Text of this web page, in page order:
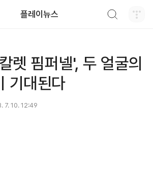
플레이뉴스
렛 핌퍼넬', 두 얼굴의
기대된다
7. 10. 12:49